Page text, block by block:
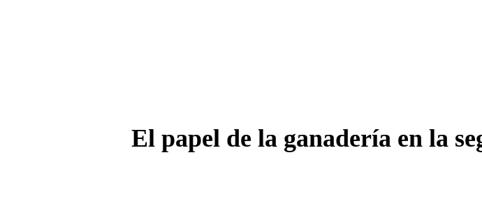
El papel de la ganadería en la